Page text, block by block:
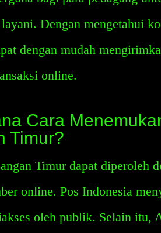
Dengan mengetahui
dengan mudah
online.
Cara
Timur?
Timur dapat diperoleh
online. Pos Indonesia
oleh publik. Selain itu,